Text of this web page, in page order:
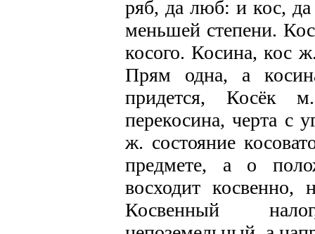
ряб, да люб: и кос,
меньшей степени.
косого. Косина, кос
Прям одна, а
придется, Косёк
перекосина, черта с
ж. состояние
предмете, а о
восходит косвенно,
Косвенный